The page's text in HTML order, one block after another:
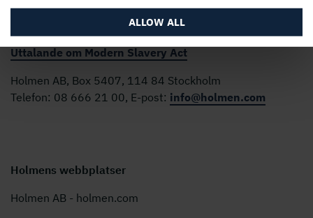
ALLOW ALL
uppgick 2025 till nästan 22 Mdkr och aktien är noterad
på Nasdaq Stockholm, Large Cap.
Uttalande om Modern Slavery Act
Holmen AB, Box 5407, 114 84 Stockholm
Telefon: 08 666 21 00, E-post: info@holmen.com
Holmens webbplatser
Holmen AB - holmen.com